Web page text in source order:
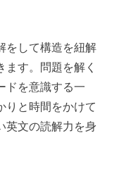
をして構造を紐解
す。問題を解く
ドを意識する一
りと時間をかけて
英文の読解力を身